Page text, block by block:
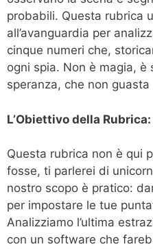
probabili. Questa rubrica
all’avanguardia per
cinque numeri che,
ogni spia. Non è magia,
speranza, che non guasta
L’Obiettivo della
Questa rubrica non è qui
fosse, ti parlerei di
nostro scopo è pratico:
per impostare le tue
Analizziamo l’ultima
con un software che